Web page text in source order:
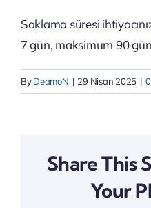
Saklama süresi
7 gün, maksimum 90
ByDeamoN | 29 Nisan 2025 |
Share This
Your